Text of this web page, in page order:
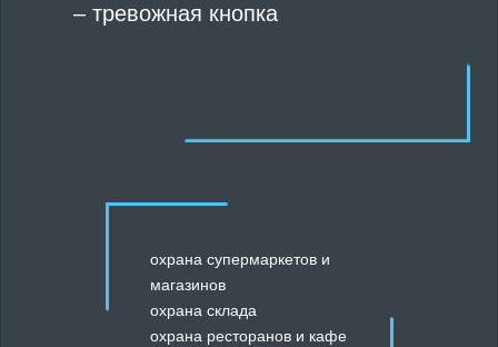
– тревожная кнопка
охрана супермаркетов и
магазинов
охрана склада
охрана ресторанов и кафе